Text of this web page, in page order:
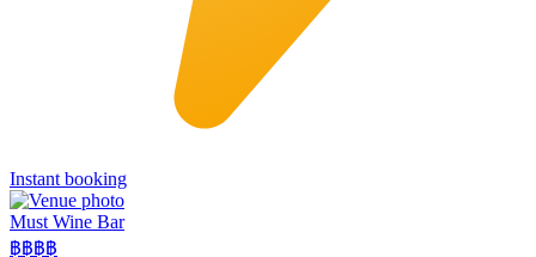
Instant booking
Must Wine Bar
฿฿฿฿